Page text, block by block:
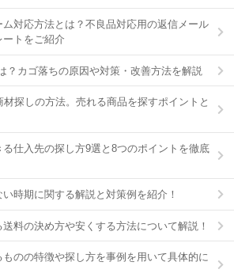
対応方法とは？不良品対応用の返信メール
トをご紹介
？カゴ落ちの原因や対策・改善方法を解説
探しの方法。売れる商品を探すポイントと
る仕入先の探し方9選と8つのポイントを徹底
時期に関する解説と対策例を紹介！
料の決め方や安くする方法について解説！
のの特徴や探し方を事例を用いて具体的に